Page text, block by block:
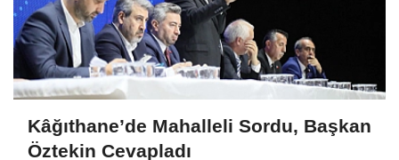
Kâğıthane’de Mahalleli Sordu, Başkan
Öztekin Cevapladı